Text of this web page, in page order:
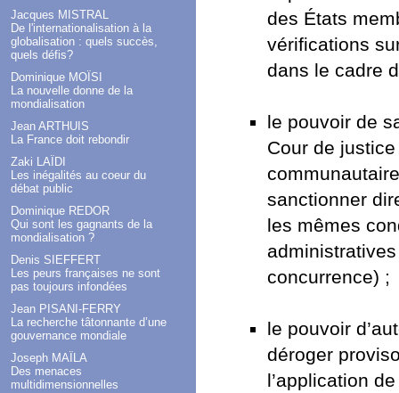
Jacques MISTRAL
De l'internationalisation à la
globalisation : quels succès,
quels défis?
Dominique MOÏSI
La nouvelle donne de la
mondialisation
Jean ARTHUIS
La France doit rebondir
Zaki LAÏDI
Les inégalités au coeur du
débat public
Dominique REDOR
Qui sont les gagnants de la
mondialisation ?
Denis SIEFFERT
Les peurs françaises ne sont
pas toujours infondées
Jean PISANI-FERRY
La recherche tâtonnante d’une
gouvernance mondiale
Joseph MAÏLA
Des menaces
multidimensionnelles
des États
vérifications
dans le cadre
le pouvoir de
Cour de
sanctionner
les mêmes
concurrence) ;
le pouvoir
déroger
l’application